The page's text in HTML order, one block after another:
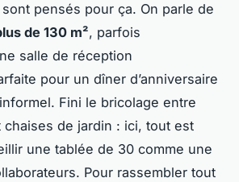
pensés pour ça. On parle de
de 130 m², parfois
salle de réception
pour un dîner d’anniversaire
Fini le bricolage entre
chaises de jardin : ici, tout est
une tablée de 30 comme une
Pour rassembler tout